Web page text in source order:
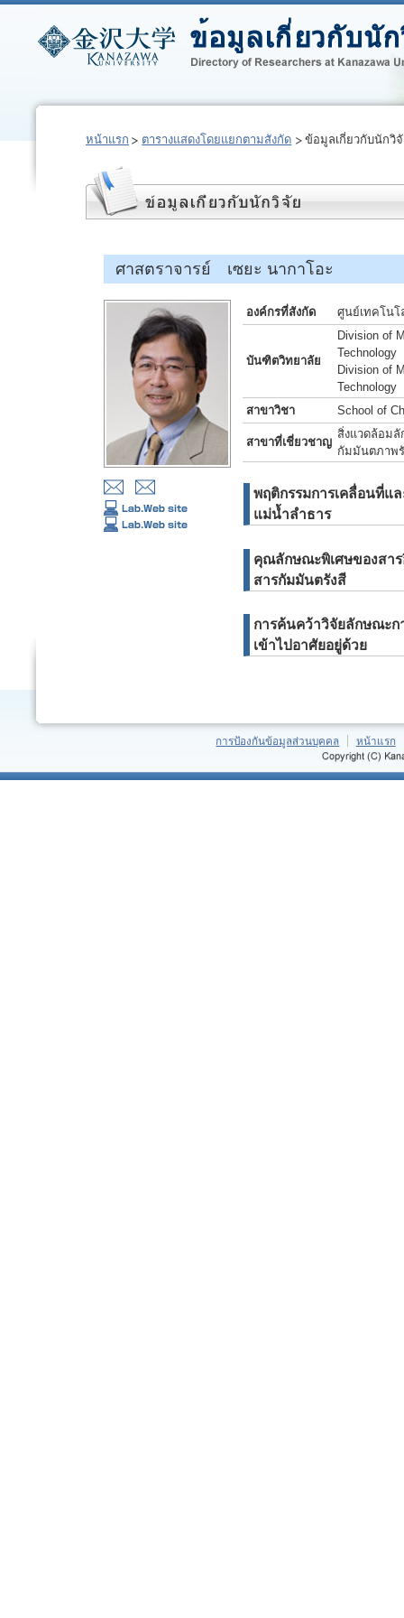
หน้าแรก ตารางแสดงโดยแยกตามสังกัด ข้อมูลเกี่ยวกับนักวิ
ศาสตราจารย์ เซยะ นากาโอะ
องค์กรที่สังกัด ศูนย์เทคโนโ
บันฑิตวิทยาลัย
Division of
Technology
Division of
Technology
สาขาวิชา
School of
สาขาที่เชี่ยวชาญ
สิ่งแวดล้อม
กัมมันตภาพ
พฤติกรรมการเคลื่อนที่แ
แม่น้ำลำธาร
คุณลักษณะพิเศษของสา
สารกัมมันตรังสี
การค้นคว้าวิจัยลักษณะก
เข้าไปอาศัยอยู่ด้วย
การป้องกันข้อมูลส่วนบุคคล หน้าแรก